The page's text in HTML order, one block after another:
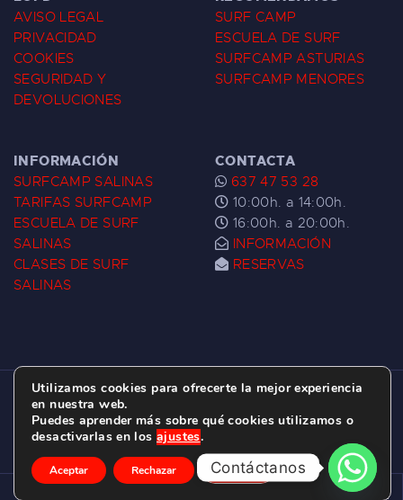
AVISO LEGAL
PRIVACIDAD
COOKIES
SEGURIDAD Y
DEVOLUCIONES
SURF CAMP
ESCUELA DE SURF
SURFCAMP ASTURIAS
SURFCAMP MENORES
INFORMACIÓN
SURFCAMP SALINAS
TARIFAS SURFCAMP
ESCUELA DE SURF
SALINAS
CLASES DE SURF
SALINAS
CONTACTA
637 47 53 28
10:00h. a 14:00h.
16:00h. a 20:00h.
INFORMACIÓN
RESERVAS
ESCUELA DE SURF LAS DUNAS ©
C/ BERNARDO ÁLVAREZ GALAN 1, SALINAS
(ASTURIAS)
Utilizamos cookies para ofrecerte la mejor experiencia
en nuestra web.
Puedes aprender más sobre qué cookies utilizamos o
desactivarlas en los ajustes.
Aceptar Rechazar Ajustes
Contáctanos